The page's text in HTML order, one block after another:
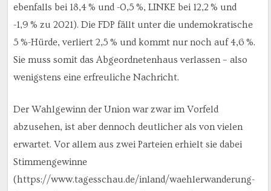
ebenfalls bei 18,4 % und -0,5 %, LINKE bei 12,2 % und
-1,9 % zu 2021). Die FDP fällt unter die undemokratische
5 %-Hürde, verliert 2,5 % und kommt nur noch auf 4,6 %.
Sie muss somit das Abgeordnetenhaus verlassen – also
wenigstens eine erfreuliche Nachricht.
Der Wahlgewinn der Union war zwar im Vorfeld
abzusehen, ist aber dennoch deutlicher als von vielen
erwartet. Vor allem aus zwei Parteien erhielt sie dabei
Stimmengewinne
(https://www.tagesschau.de/inland/waehlerwanderung-